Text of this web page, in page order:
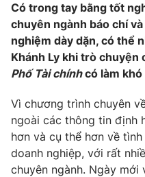
Giấy phép hoạt động báo in
cấp ngày 29/12/2023
Tổng Biên tập: Vũ Thanh
Phó Tổng Biên tập: Nguyễn
Tổng đài VTV:024.38 355
Ðiện thoại Thời báo VTV:
Email:toasoan@vtv.vn
Liên hệ quảng cáo:
024-
Có trong tay bằng tốt
chuyên ngành báo chí
nghiệm dày dặn, có thể
Khánh Ly khi trò chuyện
Phố Tài chínhcó làm khó
Vì chương trình chuyên
ngoài các thông tin định
hơn và cụ thể hơn về
doanh nghiệp, với rất
chuyên ngành. Ngày